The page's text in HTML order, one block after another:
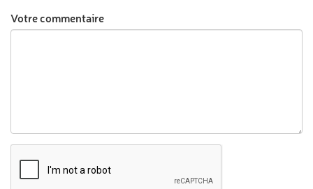
Votre commentaire